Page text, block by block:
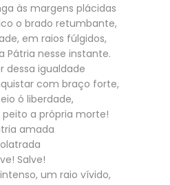
às margens plácidas
o brado retumbante,
em raios fúlgidos,
Pátria nesse instante.
dessa igualdade
com braço forte,
ó liberdade,
peito a própria morte!
amada
Salve!
um raio vívido,